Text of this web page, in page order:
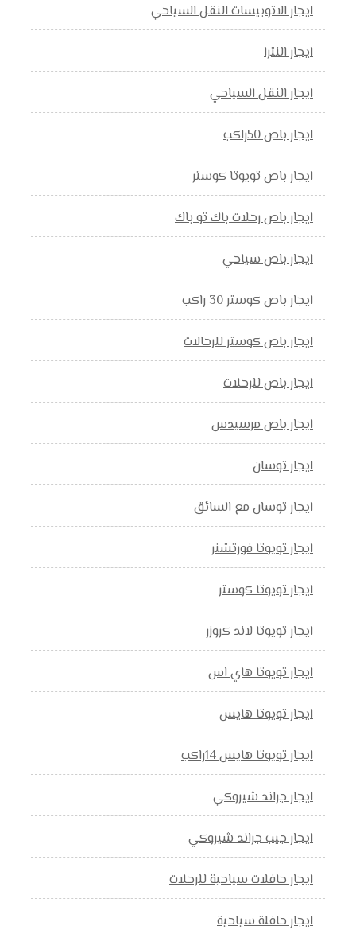
ايجار الاتوبيسات النقل السياحي
ايجار النترا
ايجار النقل السياحي
ايجار باص 50راكب
ايجار باص تويوتا كوستر
ايجار باص رحلات باك تو باك
ايجار باص سياحي
ايجار باص كوستر 30 راكب
ايجار باص كوستر للرحالات
ايجار باص للرحلات
ايجار باص مرسيدس
ايجار توسان
ايجار توسان مع السائق
ايجار تويوتا فورتشنر
ايجار تويوتا كوستر
ايجار تويوتا لاند كروزر
ايجار تويوتا هاي اس
ايجار تويوتا هايس
ايجار تويوتا هايس 14راكب
ايجار جراند شيروكي
ايجار جيب جراند شيروكي
ايجار حافلات سياحية للرحلات
ايجار حافلة سياحية